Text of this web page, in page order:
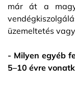
már át a
üzemeltetés
- Milyen egyéb
5–10 évre